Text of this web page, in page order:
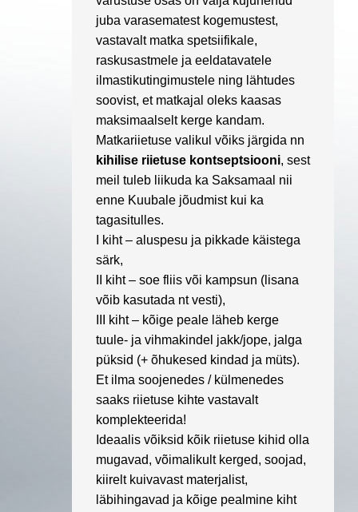
juba varasematest kogemustest,
vastavalt matka spetsiifikale,
raskusastmele ja eeldatavatele
ilmastikutingimustele ning lähtudes
soovist, et matkajal oleks kaasas
maksimaalselt kerge kandam.
Matkariietuse valikul võiks järgida nn
kihilise riietuse kontseptsiooni, sest
meil tuleb liikuda ka Saksamaal nii
enne Kuubale jõudmist kui ka
tagasitulles.
I kiht – aluspesu ja pikkade käistega
särk,
II kiht – soe fliis või kampsun (lisana
võib kasutada nt vesti),
III kiht – kõige peale läheb kerge
tuule- ja vihmakindel jakk/jope, jalga
püksid (+ õhukesed kindad ja müts).
Et ilma soojenedes / külmenedes
saaks riietuse kihte vastavalt
komplekteerida!
Ideaalis võiksid kõik riietuse kihid olla
mugavad, võimalikult kerged, soojad,
kiirelt kuivavast materjalist,
läbihingavad ja kõige pealmine kiht